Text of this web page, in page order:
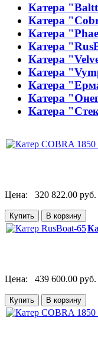
Катера
Катера
Катера
Катера
Катера
Катера
Катера
Катера
Катера
Цена: 320 822.00 руб.
Цена: 439 600.00 руб.